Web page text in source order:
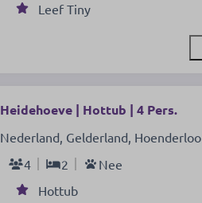
Leef Tiny
Heidehoeve | Hottub | 4 Pers.
Nederland, Gelderland, Hoenderloo
4
2
Nee
Hottub